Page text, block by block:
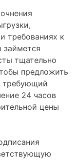
требованиях к
займется
тщательно
предложить
требующий
24 часов
цены